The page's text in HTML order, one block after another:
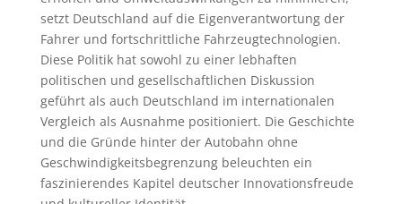
setzt Deutschland auf die Eigenverantwortung der
Fahrer und fortschrittliche Fahrzeugtechnologien.
Diese Politik hat sowohl zu einer lebhaften
politischen und gesellschaftlichen Diskussion
geführt als auch Deutschland im internationalen
Vergleich als Ausnahme positioniert. Die Geschichte
und die Gründe hinter der Autobahn ohne
Geschwindigkeitsbegrenzung beleuchten ein
faszinierendes Kapitel deutscher Innovationsfreude